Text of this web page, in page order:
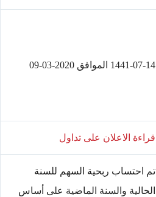
1441-07-14 الموافق 2020-03-09
قراءة الاعلان على تداول
تم احتساب ربحية السهم للسنة
الحالية والسنة الماضية على أساس